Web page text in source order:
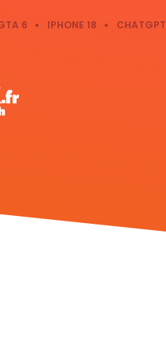
6 IPHONE 18 CHATGPT